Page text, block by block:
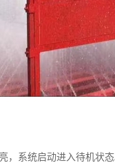
，系统启动进入待机状态